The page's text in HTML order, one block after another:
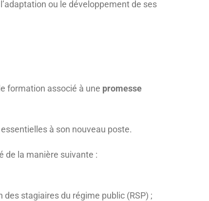
ou le développement de ses
formation associé à une promesse
à son nouveau poste.
de la manière suivante :
stagiaires du régime public (RSP) ;